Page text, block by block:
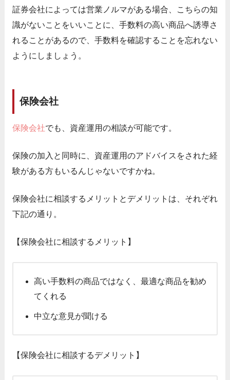
証券会社によっては営業ノルマがある場合、こちらの知
識がないことをいいことに、手数料の高い商品へ誘導さ
れることがあるので、手数料を確認することを忘れない
ようにしましょう。
保険会社
保険会社でも、資産運用の相談が可能です。
保険の加入と同時に、資産運用のアドバイスをされた経
験がある方もいるんじゃないですかね。
保険会社に相談するメリットとデメリットは、それぞれ
下記の通り。
【保険会社に相談するメリット】
高い手数料の商品ではなく、最適な商品を勧め
てくれる
中立な意見が聞ける
【保険会社に相談するデメリット】